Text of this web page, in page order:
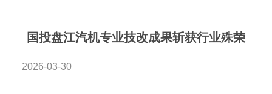
国投盘江汽机专业技改成果斩获行业殊荣
2026-03-30